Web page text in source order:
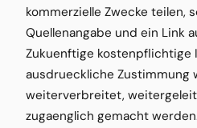
kommerzielle Zwecke teilen,
Quellenangabe und ein Link
Zukuenftige kostenpflichtige
ausdrueckliche Zustimmung
weiterverbreitet,
zugaenglich gemacht